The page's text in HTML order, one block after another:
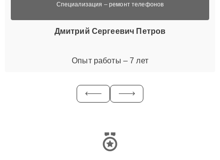
Специализация – ремонт телефонов
Дмитрий Сергеевич Петров
Опыт работы – 7 лет